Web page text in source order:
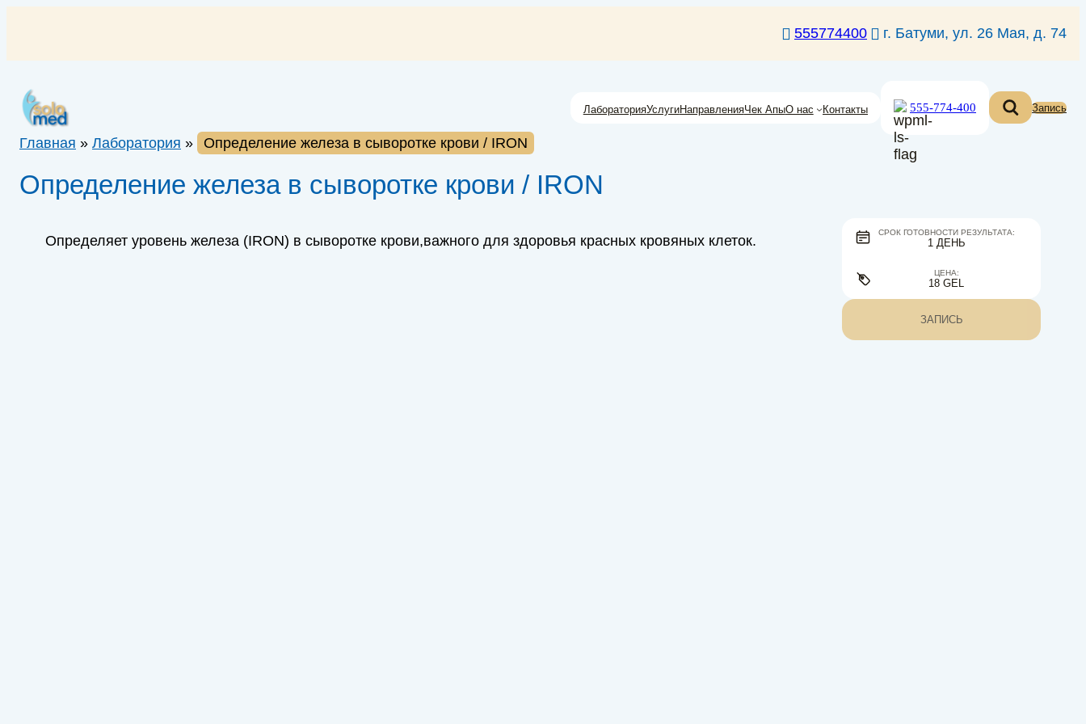
555774400 г. Батуми, ул. 26 Мая, д. 74
ЛабораторияУслугиНаправленияЧек АпыО нас Контакты 555-774-400 Запись
Главная » Лаборатория » Определение железа в сыворотке крови / IRON
Определение железа в сыворотке крови / IRON
Определяет уровень железа (IRON) в сыворотке крови,важного для здоровья красных кровяных клеток.
СРОК ГОТОВНОСТИ РЕЗУЛЬТАТА:
1 ДЕНЬ
ЦЕНА:
18 GEL
ЗАПИСЬ